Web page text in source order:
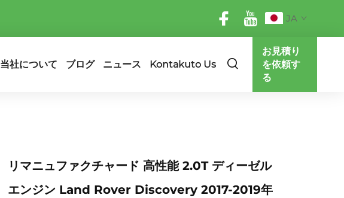
JA
当社について ブログ ニュース Kontakuto Us
お見積り
を依頼す
る
リマニュファクチャード 高性能 2.0T ディーゼル
エンジン Land Rover Discovery 2017-2019年